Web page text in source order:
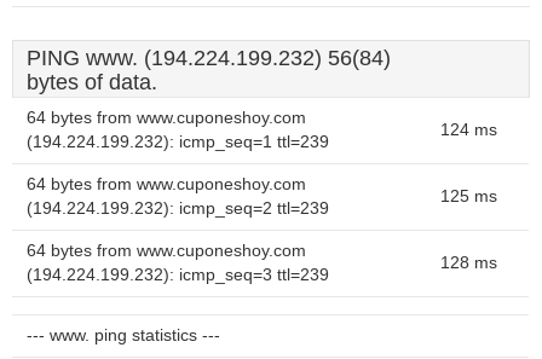
PING www. (194.224.199.232) 56(84)
bytes of data.
64 bytes from www.cuponeshoy.com
(194.224.199.232): icmp_seq=1 ttl=239
124 ms
64 bytes from www.cuponeshoy.com
(194.224.199.232): icmp_seq=2 ttl=239
125 ms
64 bytes from www.cuponeshoy.com
(194.224.199.232): icmp_seq=3 ttl=239
128 ms
--- www. ping statistics ---